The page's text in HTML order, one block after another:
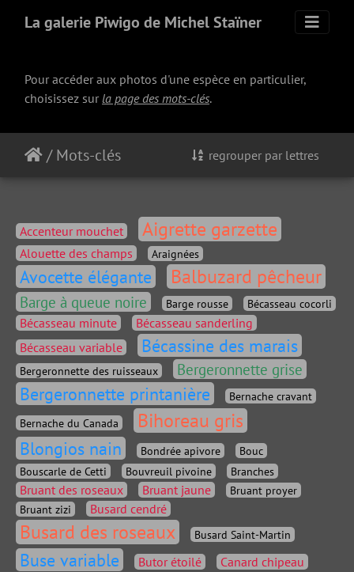
La galerie Piwigo de Michel Staïner
Pour accéder aux photos d'une espèce en particulier,
choisissez surla page des mots-clés.
/Mots-clés regrouper par lettres
Accenteur mouchet Aigrette garzette
Alouette des champs Araignées
Avocette élégante Balbuzard pêcheur
Barge à queue noire Barge rousse Bécasseau cocorli
Bécasseau minute
Bécasseau sanderling
Bécasseau variable
Bécassine des marais
Bergeronnette des ruisseaux Bergeronnette grise
Bergeronnette printanière
Bernache cravant
Bernache du Canada
Bihoreau gris
Blongios nain Bondrée apivore
Bouc
Bouscarle de Cetti
Bouvreuil pivoine Branches
Bruant des roseaux Bruant jaune
Bruant proyer
Bruant zizi
Busard cendré
Busard des roseaux Busard Saint-Martin
Buse variable Butor étoilé Canard chipeau